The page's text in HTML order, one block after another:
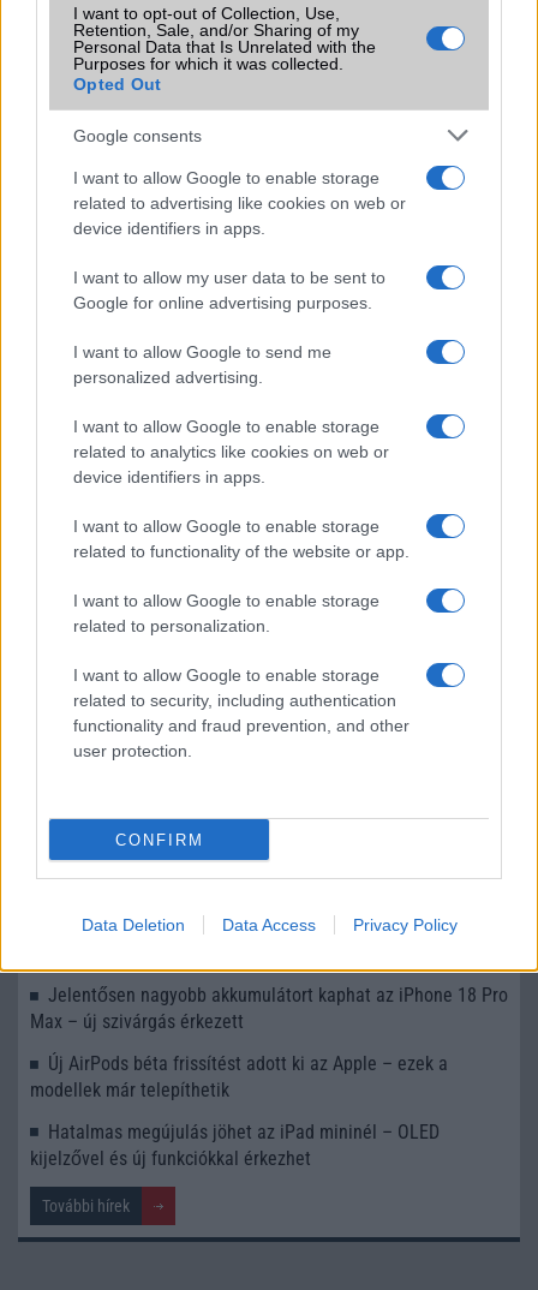
I want to opt-out of Collection, Use,
Retention, Sale, and/or Sharing of my
Personal Data that Is Unrelated with the
Purposes for which it was collected.
Opted Out
Google consents
I want to allow Google to enable storage
related to advertising like cookies on web or
device identifiers in apps.
I want to allow my user data to be sent to
Google for online advertising purposes.
I want to allow Google to send me
personalized advertising.
I want to allow Google to enable storage
related to analytics like cookies on web or
device identifiers in apps.
I want to allow Google to enable storage
related to functionality of the website or app.
I want to allow Google to enable storage
related to personalization.
I want to allow Google to enable storage
related to security, including authentication
functionality and fraud prevention, and other
user protection.
CONFIRM
Data Deletion Data Access Privacy Policy
újragondolod!
Íme 17 ok, amiért érdemes lehet várni
2025.04.22
Valamint arra is, hogy miért lehet a 2025-ös Apple
telefongeneráció különösen izgalmas.
Vékonyabb, mint valaha: jön az iPhone
17 Air, de nagy árat fizetünk érte
2024.11.09| 9to5mac
Az Apple hamarosan bemutathatja az iPhone 17 Airt,
amely a dizájnt minden más elé helyezi.
KAPCSOLÓDÓ HÍREK
„fenevad” Pro Max
Bemutatkozik az iPhone 17 Air: ultravékony dizájn és
vadonatúj kijelzőméret
tényleg megéri váltani?
Teljesen átalakul az iPhone 18 kínálat: jön az Air, a Fold és
a prémium lineup
iPhone 17 pletykák: ugrik a RAM és tárhely az összes
Jelentősen nagyobb akkumulátort kaphat az iPhone 18 Pro
Max – új szivárgás érkezett
Új AirPods béta frissítést adott ki az Apple – ezek a
modellek már telepíthetik
Hatalmas megújulás jöhet az iPad mininél – OLED
kijelzővel és új funkciókkal érkezhet
További hírek